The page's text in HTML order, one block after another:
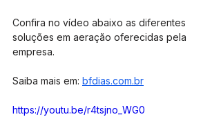
Confira no vídeo abaixo as diferentes
soluções em aeração oferecidas pela
empresa.
Saiba mais em: bfdias.com.br
https://youtu.be/r4tsjno_WG0